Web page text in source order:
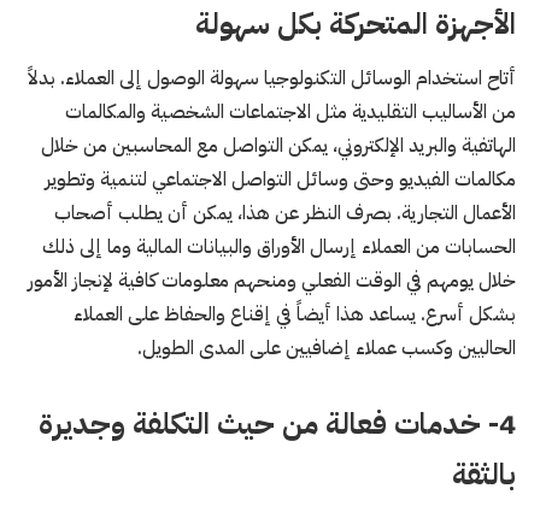
الأجهزة المتحركة بكل سهولة
أتاح استخدام الوسائل التكنولوجيا سهولة الوصول إلى العملاء. بدلاً
من الأساليب التقليدية مثل الاجتماعات الشخصية والمكالمات
الهاتفية والبريد الإلكتروني، يمكن التواصل مع المحاسبين من خلال
مكالمات الفيديو وحتى وسائل التواصل الاجتماعي لتنمية وتطوير
الأعمال التجارية. بصرف النظر عن هذا، يمكن أن يطلب أصحاب
الحسابات من العملاء إرسال الأوراق والبيانات المالية وما إلى ذلك
خلال يومهم في الوقت الفعلي ومنحهم معلومات كافية لإنجاز الأمور
بشكل أسرع. يساعد هذا أيضاً في إقناع والحفاظ على العملاء
الحاليين وكسب عملاء إضافيين على المدى الطويل.
4- خدمات فعالة من حيث التكلفة وجديرة
بالثقة